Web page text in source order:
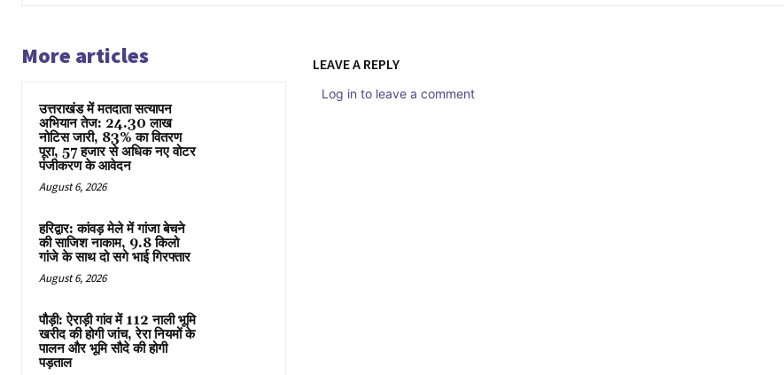
More articles
उत्तराखंड में मतदाता सत्यापन
अभियान तेज: 24.30 लाख
नोटिस जारी, 83% का वितरण
पूरा, 57 हजार से अधिक नए वोटर
पंजीकरण के आवेदन
August 6, 2026
हरिद्वार: कांवड़ मेले में गांजा बेचने
की साजिश नाकाम, 9.8 किलो
गांजे के साथ दो सगे भाई गिरफ्तार
August 6, 2026
पौड़ी: ऐराड़ी गांव में 112 नाली भूमि
खरीद की होगी जांच, रेरा नियमों के
पालन और भूमि सौदे की होगी
पड़ताल
LEAVE A REPLY
Log in to leave a comment